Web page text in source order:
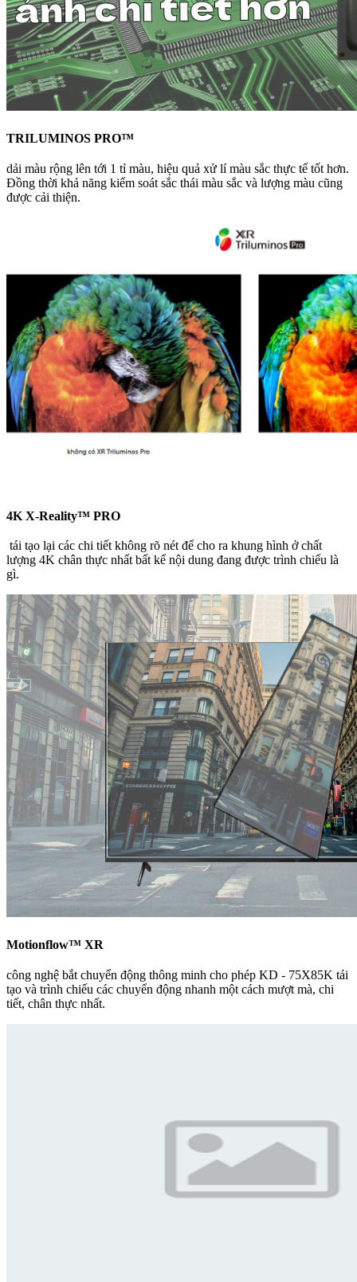
TRILUMINOS PRO™
dải màu rộng lên tới 1 tỉ màu, hiệu quả xử lí màu sắc thực tế tốt hơn.
Đồng thời khả năng kiểm soát sắc thái màu sắc và lượng màu cũng
được cải thiện.
4K X-Reality™ PRO
tái tạo lại các chi tiết không rõ nét để cho ra khung hình ở chất
lượng 4K chân thực nhất bất kể nội dung đang được trình chiếu là
gì.
Motionflow™ XR
công nghệ bắt chuyển động thông minh cho phép KD - 75X85K tái
tạo và trình chiếu các chuyển động nhanh một cách mượt mà, chi
tiết, chân thực nhất.